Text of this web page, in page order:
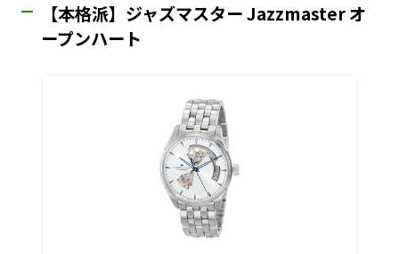
【本格派】ジャズマスター Jazzmaster オ
ープンハート